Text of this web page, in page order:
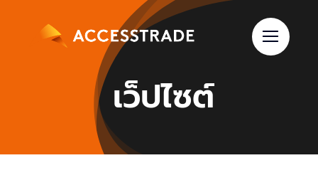
เว็ปไซต์